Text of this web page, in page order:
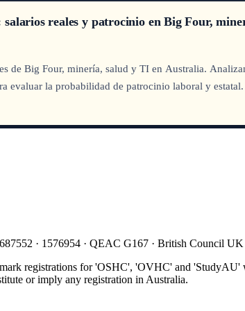
reales y patrocinio en Big Four,
de Big Four, minería, salud y TI en Australia.
evaluar la probabilidad de patrocinio laboral y
· 1576954 · QEAC G167 · British Council
registrations for 'OSHC', 'OVHC' and
or imply any registration in Australia.